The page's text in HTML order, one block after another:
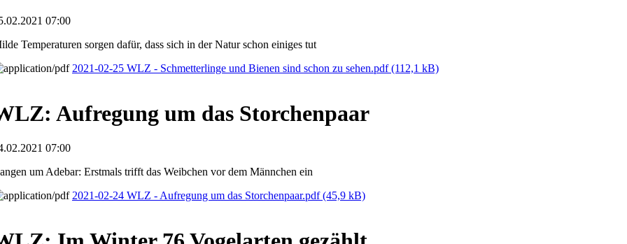
07:00
Temperaturen sorgen dafür, dass sich in der Natur schon einiges tut
2021-02-25 WLZ - Schmetterlinge und Bienen sind schon zu sehen.pdf(112,1 kB)
Aufregung um das Storchenpaar
07:00
um Adebar: Erstmals trifft das Weibchen vor dem Männchen ein
2021-02-24 WLZ - Aufregung um das Storchenpaar.pdf(45,9 kB)